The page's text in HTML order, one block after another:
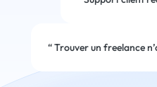
“Trouver un freelance